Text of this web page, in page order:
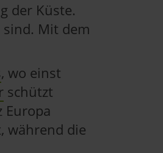
der Küste.
Mit dem
, wo einst
schützt
Europa
während die